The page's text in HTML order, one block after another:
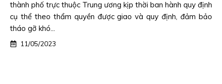
thành phố trực thuộc Trung ương kịp thời ban hành quy định
cụ thể theo thẩm quyền được giao và quy định, đảm bảo
tháo gỡ khó...
11/05/2023